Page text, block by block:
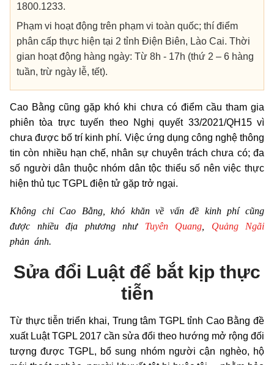
1800.1233.
Phạm vi hoạt động trên phạm vi toàn quốc; thí điểm
phân cấp thực hiện tại 2 tỉnh Điện Biên, Lào Cai. Thời
gian hoạt động hàng ngày: Từ 8h - 17h (thứ 2 – 6 hàng
tuần, trừ ngày lễ, tết).
Cao Bằng cũng gặp khó khi chưa có điểm cầu tham gia
phiên tòa trực tuyến theo Nghị quyết 33/2021/QH15 vì
chưa được bố trí kinh phí. Việc ứng dụng công nghệ thông
tin còn nhiều hạn chế, nhân sự chuyên trách chưa có; đa
số người dân thuộc nhóm dân tộc thiểu số nên việc thực
hiện thủ tục TGPL điện tử gặp trở ngại.
Không chỉ Cao Bằng, khó khăn về vấn đề kinh phí cũng
được nhiều địa phương như Tuyên Quang
Quảng Ngãi
phản ánh.
Sửa đổi Luật để bắt kịp thực
tiễn
Từ thực tiễn triển khai, Trung tâm TGPL tỉnh Cao Bằng đề
xuất Luật TGPL 2017 cần sửa đổi theo hướng mở rộng đối
tượng được TGPL, bổ sung nhóm người cận nghèo, hộ